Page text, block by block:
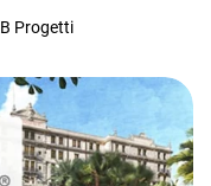
Progetti